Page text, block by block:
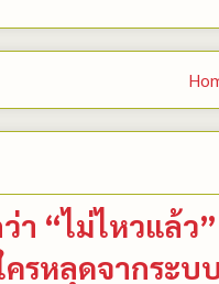
า “ไม่ไหวแล้
ครหลุดจากระบ